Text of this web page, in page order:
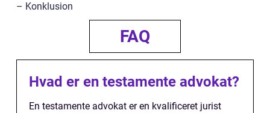
– Konklusion
FAQ
Hvad er en testamente advokat?
En testamente advokat er en kvalificeret jurist